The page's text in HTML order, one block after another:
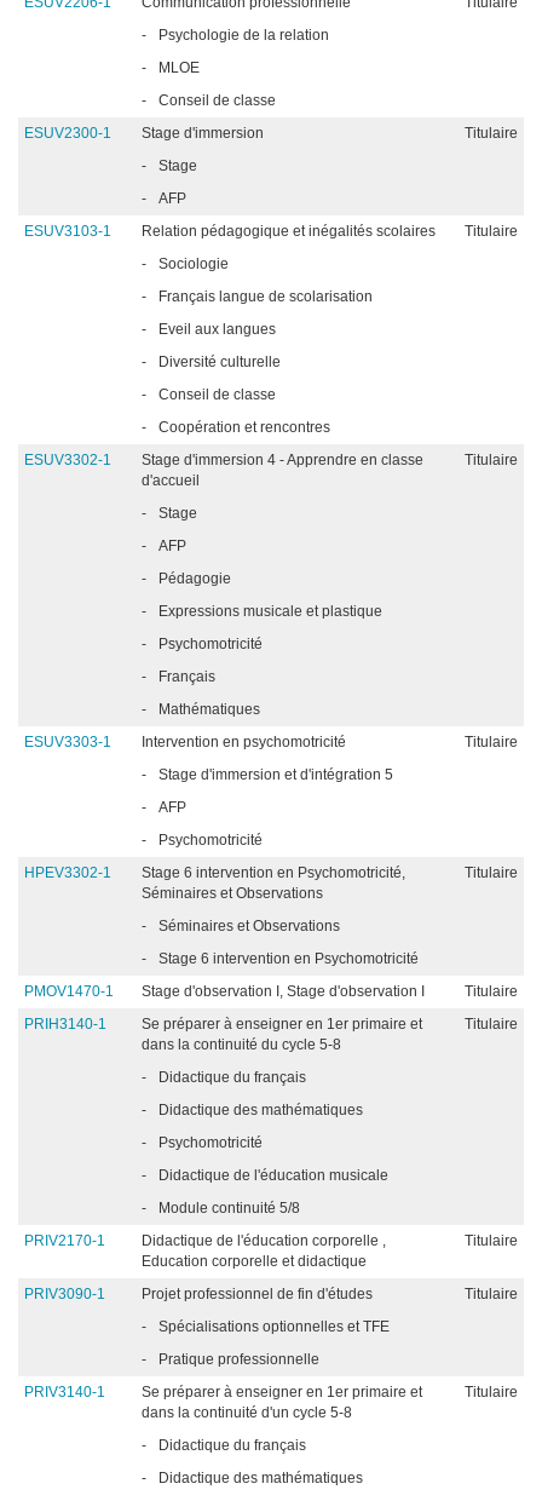
-
Psychologie de la relation
-
MLOE
-
Conseil de classe
ESUV2300-1
Stage d'immersion
Titulaire
-
Stage
-
AFP
ESUV3103-1
Relation pédagogique et inégalités scolaires
Titulaire
-
Sociologie
-
Français langue de scolarisation
-
Eveil aux langues
-
Diversité culturelle
-
Conseil de classe
-
Coopération et rencontres
ESUV3302-1
Stage d'immersion 4 - Apprendre en classe
d'accueil
Titulaire
-
Stage
-
AFP
-
Pédagogie
-
Expressions musicale et plastique
-
Psychomotricité
-
Français
-
Mathématiques
ESUV3303-1
Intervention en psychomotricité
Titulaire
-
Stage d'immersion et d'intégration 5
-
AFP
-
Psychomotricité
HPEV3302-1
Stage 6 intervention en Psychomotricité,
Séminaires et Observations
Titulaire
-
Séminaires et Observations
-
Stage 6 intervention en Psychomotricité
PMOV1470-1
Stage d'observation I, Stage d'observation I
Titulaire
PRIH3140-1
Se préparer à enseigner en 1er primaire et
dans la continuité du cycle 5-8
Titulaire
-
Didactique du français
-
Didactique des mathématiques
-
Psychomotricité
-
Didactique de l'éducation musicale
-
Module continuité 5/8
PRIV2170-1
Didactique de l'éducation corporelle ,
Education corporelle et didactique
Titulaire
PRIV3090-1 Projet professionnel de fin d'études
Titulaire
-
Spécialisations optionnelles et TFE
-
Pratique professionnelle
PRIV3140-1
Se préparer à enseigner en 1er primaire et
dans la continuité d'un cycle 5-8
Titulaire
-
Didactique du français
-
Didactique des mathématiques